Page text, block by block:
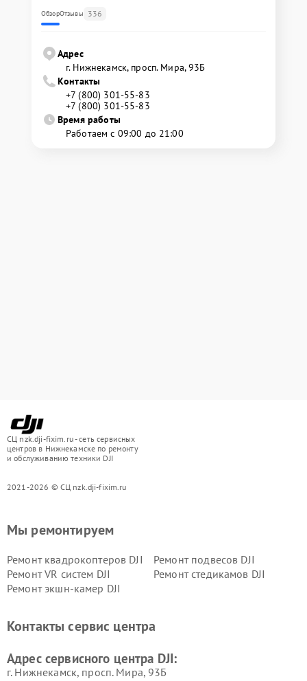
ОбзорОтзывы 336
Адрес
г. Нижнекамск, просп. Мира, 93Б
Контакты
+7 (800) 301-55-83
+7 (800) 301-55-83
Время работы
Работаем с 09:00 до 21:00
СЦ nzk.dji-fixim.ru - сеть сервисных
центров в Нижнекамске по ремонту
и обслуживанию техники DJI
2021-2026 © СЦ nzk.dji-fixim.ru
Мы ремонтируем
Ремонт квадрокоптеров DJI
Ремонт подвесов DJI
Ремонт VR систем DJI
Ремонт стедикамов DJI
Ремонт экшн-камер DJI
Контакты сервис центра
Адрес сервисного центра DJI:
г. Нижнекамск, просп. Мира, 93Б